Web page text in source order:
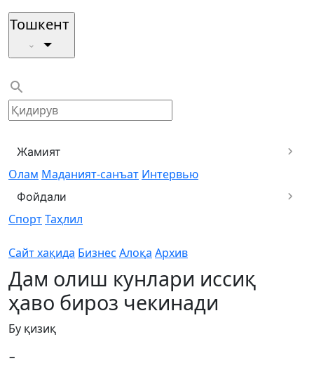
Тошкент
Жамият
Олам Маданият-санъат Интервью
Фойдали
СпортТаҳлил
Сайт хақида Бизнес Алоқа Архив
Дам олиш кунлари иссиқ
ҳаво бироз чекинади
Бу қизиқ
−